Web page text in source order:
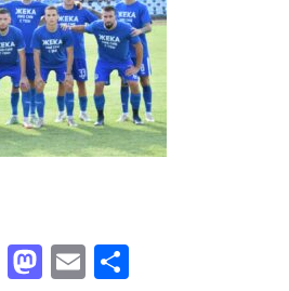
Facebook
Mastodon
Email